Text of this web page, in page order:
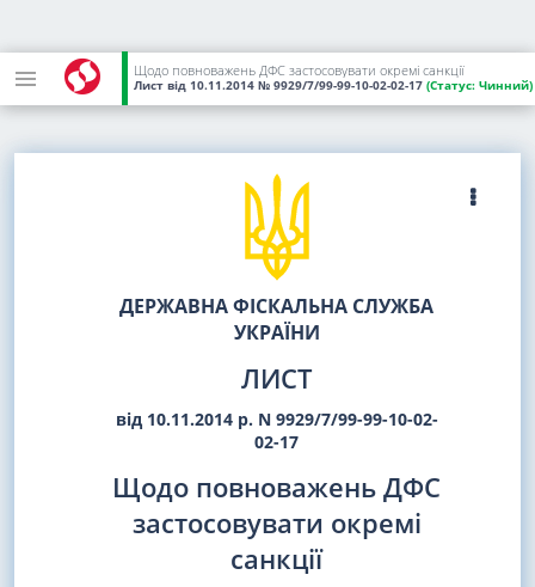
Щодо повноважень ДФС застосовувати окремі санкції
Лист від 10.11.2014 № 9929/7/99-99-10-02-02-17 (Статус: Чинний)
ДЕРЖАВНА ФІСКАЛЬНА СЛУЖБА
УКРАЇНИ
ЛИСТ
від 10.11.2014 р. N 9929/7/99-99-10-02-
02-17
Щодо повноважень ДФС
застосовувати окремі
санкції